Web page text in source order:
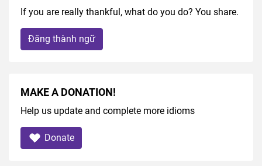
If you are really thankful, what do you do? You share.
Đăng thành ngữ
MAKE A DONATION!
Help us update and complete more idioms
Donate